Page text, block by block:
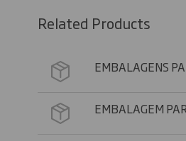
Related Products
EMBALAGENS
EMBALAGEM